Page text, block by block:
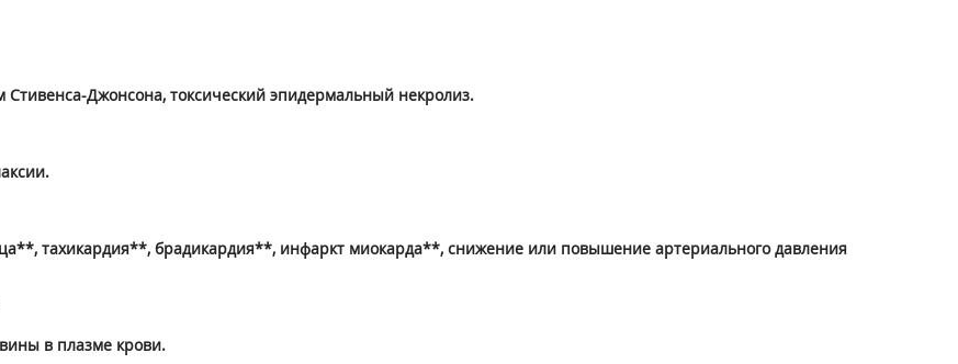
Джонсона, токсический эпидермальный некролиз.
тахикардия**, брадикардия**, инфаркт миокарда**, снижение или повышение артериального давления
в плазме крови.